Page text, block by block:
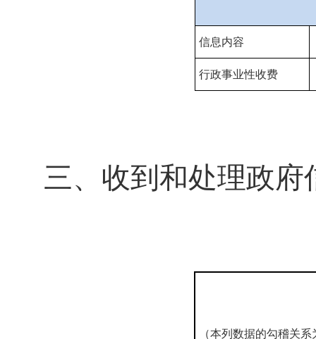
信息内容
行政事业性收费
三、收到和处理政府
（本列数据的勾稽关